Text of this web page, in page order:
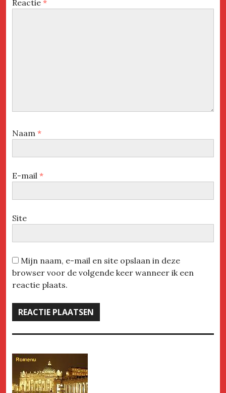
Reactie *
Naam *
E-mail *
Site
Mijn naam, e-mail en site opslaan in deze
browser voor de volgende keer wanneer ik een
reactie plaats.